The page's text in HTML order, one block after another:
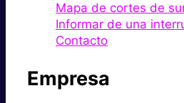
Mapa de cortes de
Informar de una
Contacto
Empresa